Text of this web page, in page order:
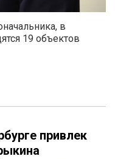
в
19 объектов
привлек